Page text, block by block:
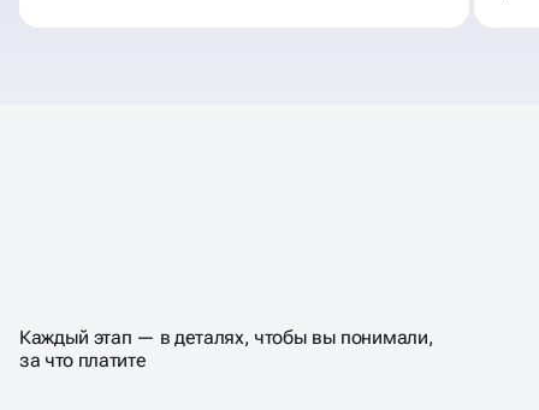
ВЕСЬ ПРОЦЕСС ПО ШАГАМ
Каждый этап — в деталях, чтобы вы понимали,
за что платите